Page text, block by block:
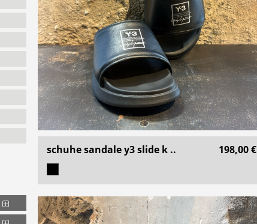
schuhe sandale y3 slide k .. 198,00 €